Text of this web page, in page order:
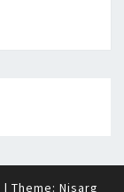
| Theme: Nisarg